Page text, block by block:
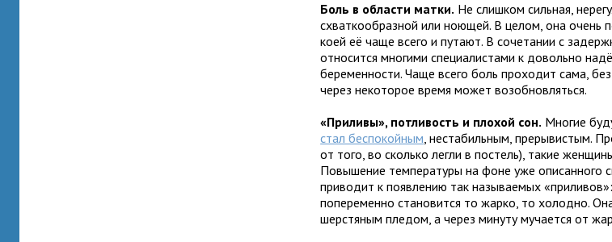
Боль в области матки. Не слишком сильная,
схваткообразной или ноющей. В целом, она очень
коей её чаще всего и путают. В сочетании с
относится многими специалистами к довольно
беременности. Чаще всего боль проходит сама,
через некоторое время может возобновляться.
«Приливы», потливость и плохой сон. Многие
стал беспокойным, нестабильным, прерывистым.
от того, во сколько легли в постель), такие
Повышение температуры на фоне уже описанного
приводит к появлению так называемых
попеременно становится то жарко, то холодно.
шерстяным пледом, а через минуту мучается от